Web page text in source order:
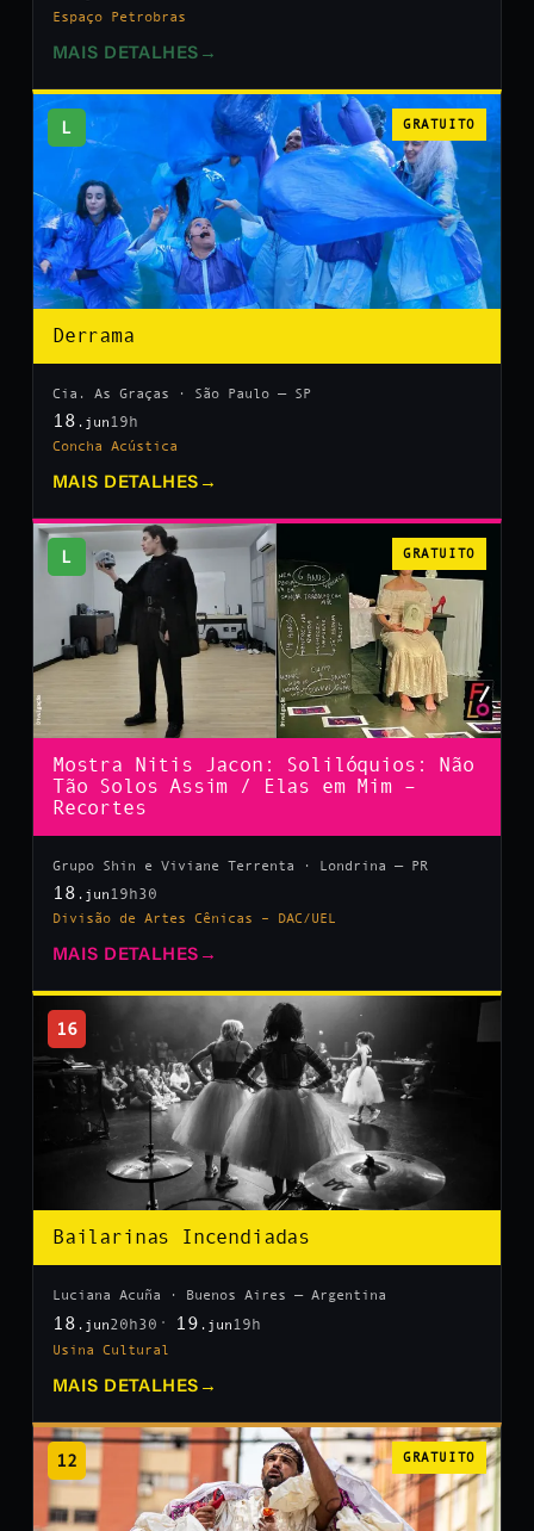
Espaço Petrobras
MAIS DETALHES →
L GRATUITO
Derrama
Cia. As Graças · São Paulo — SP
18 .jun 19h
Concha Acústica
MAIS DETALHES →
L GRATUITO
Mostra Nitis Jacon: Solilóquios: Não
Tão Solos Assim / Elas em Mim –
Recortes
Grupo Shin e Viviane Terrenta · Londrina — PR
18 .jun 19h30
Divisão de Artes Cênicas – DAC/UEL
MAIS DETALHES →
16
Bailarinas Incendiadas
Luciana Acuña · Buenos Aires — Argentina
18 .jun20h30 19 .jun 19h
Usina Cultural
MAIS DETALHES →
12 GRATUITO